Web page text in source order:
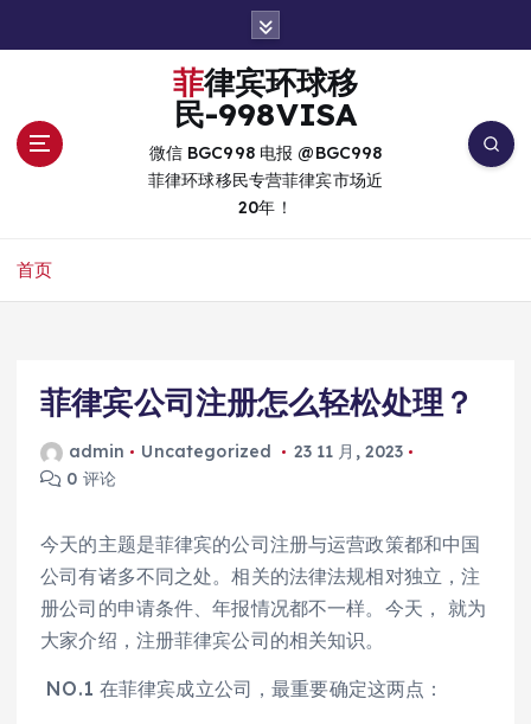
菲律宾环球移
民-998VISA
微信 BGC998 电报 @BGC998
菲律环球移民专营菲律宾市场近
20年！
首页
菲律宾公司注册怎么轻松处理？
admin Uncategorized
23 11 月, 2023
0 评论
今天的主题是菲律宾的公司注册与运营政策都和中国
公司有诸多不同之处。相关的法律法规相对独立，注
册公司的申请条件、年报情况都不一样。今天， 就为
大家介绍，注册菲律宾公司的相关知识。
NO.1 在菲律宾成立公司，最重要确定这两点：